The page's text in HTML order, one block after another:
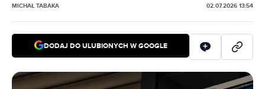
MICHAŁ TABAKA 02.07.2026 13:54
DODAJ DO ULUBIONYCH W GOOGLE